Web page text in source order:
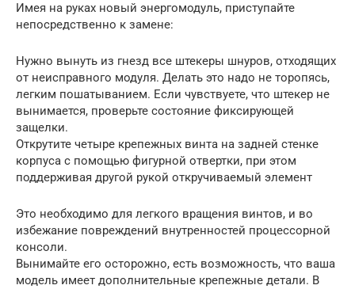
Имея на руках новый энергомодуль, приступайте
непосредственно к замене:
Нужно вынуть из гнезд все штекеры шнуров, отходящих
от неисправного модуля. Делать это надо не торопясь,
легким пошатыванием. Если чувствуете, что штекер не
вынимается, проверьте состояние фиксирующей
защелки.
Открутите четыре крепежных винта на задней стенке
корпуса с помощью фигурной отвертки, при этом
поддерживая другой рукой откручиваемый элемент
Это необходимо для легкого вращения винтов, и во
избежание повреждений внутренностей процессорной
консоли.
Вынимайте его осторожно, есть возможность, что ваша
модель имеет дополнительные крепежные детали. В